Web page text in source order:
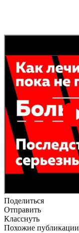
Поделиться
Отправить
Класснуть
Похожие публикации